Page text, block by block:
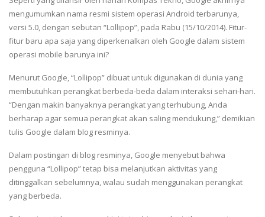
mengumumkan nama resmi sistem operasi Android terbarunya,
versi 5.0, dengan sebutan “Lollipop”, pada Rabu (15/10/2014). Fitur-
fitur baru apa saja yang diperkenalkan oleh Google dalam sistem
operasi mobile barunya ini?
Menurut Google, “Lollipop” dibuat untuk digunakan di dunia yang
membutuhkan perangkat berbeda-beda dalam interaksi sehari-hari.
“Dengan makin banyaknya perangkat yang terhubung, Anda
berharap agar semua perangkat akan saling mendukung,” demikian
tulis Google dalam blog resminya.
Dalam postingan di blog resminya, Google menyebut bahwa
pengguna “Lollipop” tetap bisa melanjutkan aktivitas yang
ditinggalkan sebelumnya, walau sudah menggunakan perangkat
yang berbeda.